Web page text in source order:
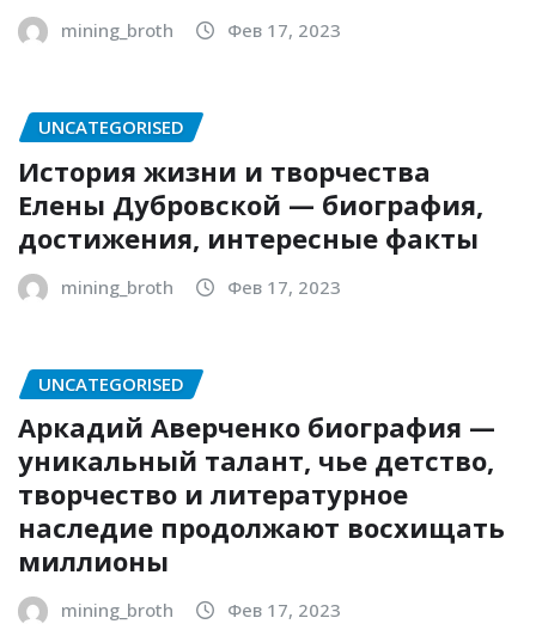
mining_broth Фев 17, 2023
UNCATEGORISED
История жизни и творчества
Елены Дубровской — биография,
достижения, интересные факты
mining_broth Фев 17, 2023
UNCATEGORISED
Аркадий Аверченко биография —
уникальный талант, чье детство,
творчество и литературное
наследие продолжают восхищать
миллионы
mining_broth Фев 17, 2023